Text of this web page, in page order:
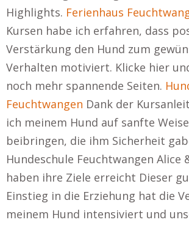
Highlights. Ferienhaus
Kursen habe ich erfahren, dass
Verstärkung den Hund zum
Verhalten motiviert. Klicke hier
noch mehr spannende Seiten.
Feuchtwangen Dank der
ich meinem Hund auf sanfte
beibringen, die ihm Sicherheit
Hundeschule Feuchtwangen Alice
haben ihre Ziele erreicht Dieser
Einstieg in die Erziehung hat die
meinem Hund intensiviert und